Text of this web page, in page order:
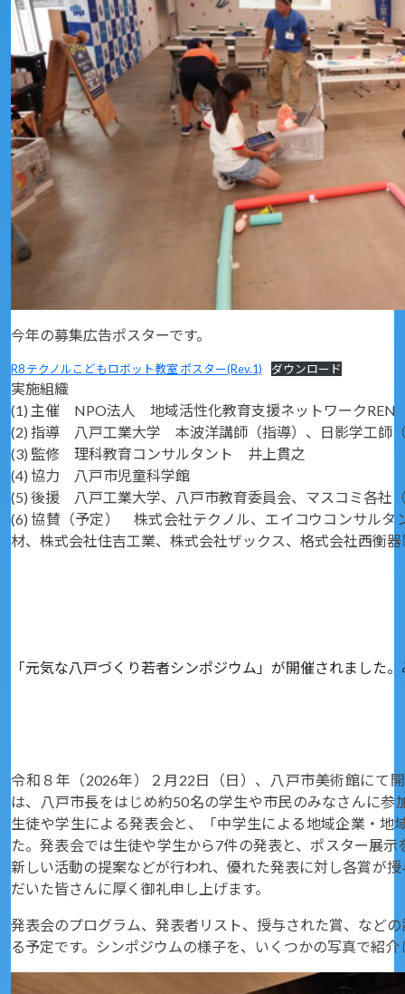
今年の募集広告ポスターです。
R8 テクノルこどもロボット教室 ポスター(Rev.1) ダウンロード
実施組織
(1) 主催 NPO法人 地域活性化教育支援ネットワークREN
(2) 指導 八戸工業大学 本波洋講師（指導）、日影学工師
(3) 監修 理科教育コンサルタント 井上貫之
(4) 協力 八戸市児童科学館
(5) 後援 八戸工業大学、八戸市教育委員会、マスコミ各社
(6) 協賛（予定） 株式会社テクノル、エイコウコンサルタ
材、株式会社住吉工業、株式会社ザックス、格式会社西衡
「元気な八戸づくり若者シンポジウム」が開催されました
令和８年（2026年）２月22日（日）、八戸市美術館にて
は、八戸市長をはじめ約50名の学生や市民のみなさんに
生徒や学生による発表会と、「中学生による地域企業・
た。発表会では生徒や学生から7件の発表と、ポスター展
新しい活動の提案などが行われ、優れた発表に対し各賞が
だいた皆さんに厚く御礼申し上げます。
発表会のプログラム、発表者リスト、授与された賞、など
る予定です。シンポジウムの様子を、いくつかの写真で紹介